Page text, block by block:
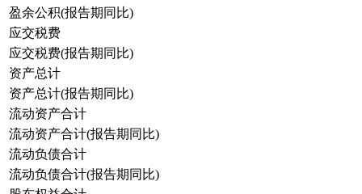
盈余公积(报告期同比)
应交税费
应交税费(报告期同比)
资产总计
资产总计(报告期同比)
流动资产合计
流动资产合计(报告期同比)
流动负债合计
流动负债合计(报告期同比)